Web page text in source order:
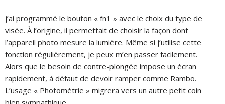
j’ai programmé le bouton « fn1 » avec le choix du type de
visée. À l’origine, il permettait de choisir la façon dont
l’appareil photo mesure la lumière. Même si j’utilise cette
fonction régulièrement, je peux m’en passer facilement.
Alors que le besoin de contre-plongée impose un écran
rapidement, à défaut de devoir ramper comme Rambo.
L’usage « Photométrie » migrera vers un autre petit coin